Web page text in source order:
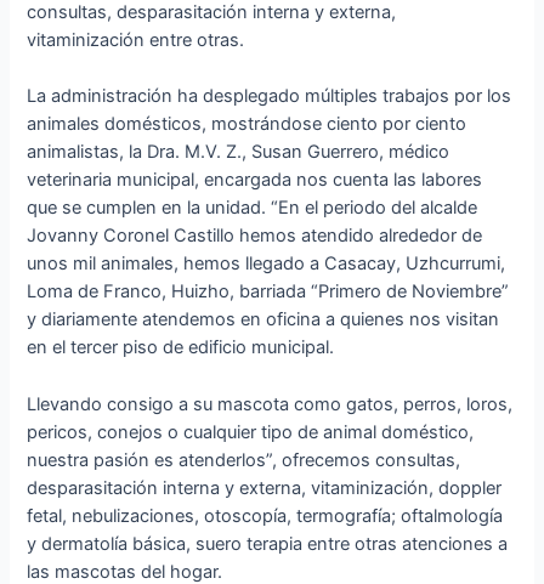
consultas, desparasitación interna y externa,
vitaminización entre otras.
La administración ha desplegado múltiples trabajos por los
animales domésticos, mostrándose ciento por ciento
animalistas, la Dra. M.V. Z., Susan Guerrero, médico
veterinaria municipal, encargada nos cuenta las labores
que se cumplen en la unidad. “En el periodo del alcalde
Jovanny Coronel Castillo hemos atendido alrededor de
unos mil animales, hemos llegado a Casacay, Uzhcurrumi,
Loma de Franco, Huizho, barriada “Primero de Noviembre”
y diariamente atendemos en oficina a quienes nos visitan
en el tercer piso de edificio municipal.
Llevando consigo a su mascota como gatos, perros, loros,
pericos, conejos o cualquier tipo de animal doméstico,
nuestra pasión es atenderlos”, ofrecemos consultas,
desparasitación interna y externa, vitaminización, doppler
fetal, nebulizaciones, otoscopía, termografía; oftalmología
y dermatolía básica, suero terapia entre otras atenciones a
las mascotas del hogar.